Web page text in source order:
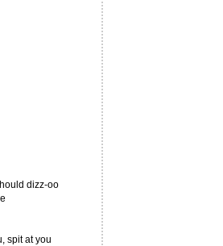
dizz-oo
spit at you